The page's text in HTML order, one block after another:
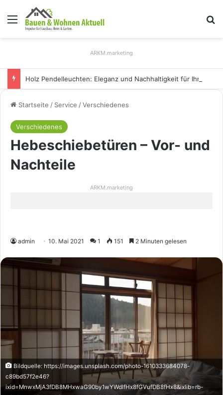
Menü
ARKM.marketing
Startseite / Service /Verschiedenes
Verschiedenes
Hebeschiebetüren – Vor- und
Nachteile
ARKM.marketing
admin 10. Mai 2021 1 151 2 Minuten gelesen
Bildquelle: https://images.unsplash.com/photo-1610333684078-
c89bd57f2e46?
ixid=MnwxMjA3fDB8MHxwaG90by1wYWdlfHx8fGVufDB8fHx8&ixlib=rb-